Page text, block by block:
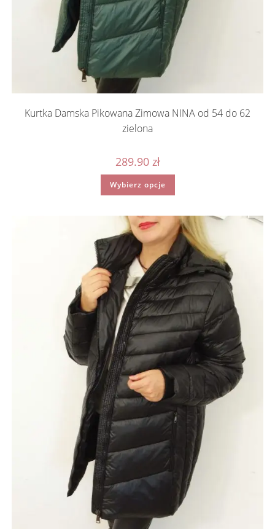
Kurtka Damska Pikowana Zimowa NINA od 54 do 62
zielona
289.90 zł
Wybierz opcje
Ten
ma
Opcje
można
wybrać
na
stronie
produktu